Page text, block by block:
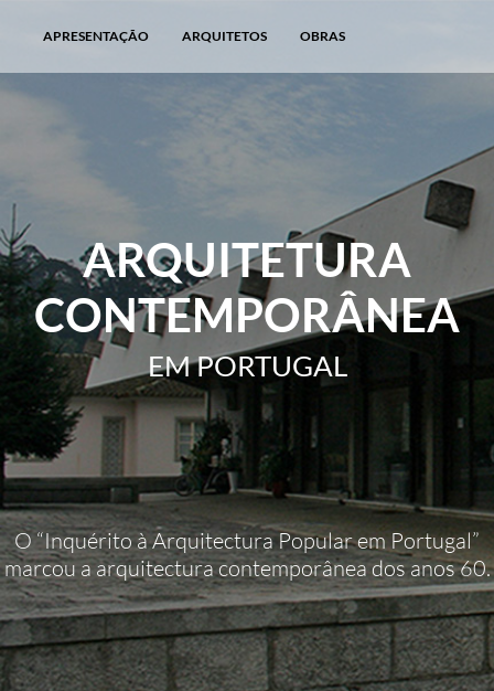
APRESENTAÇÃO ARQUITETOS OBRAS
ARQUITETURA
CONTEMPORÂNEA
EM PORTUGAL
O “Inquérito à Arquitectura Popular em Portugal”
marcou a arquitectura contemporânea dos anos 60.